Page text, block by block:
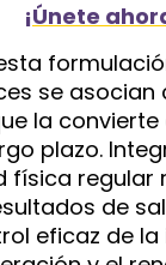
¡Únete
se
la
plazo.
física
de
eficaz de